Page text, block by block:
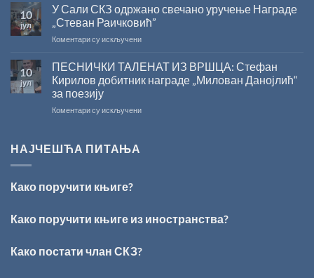
на
српском
језику
2026.
ГОДИНУ
СНИЖЕЊЕ
10
јул
У Сали СКЗ одржано свечано уручење Награде
„Стеван Раичковић”
Коментари су искљученина
Сали
СКЗ
одржано
уручење
10
јул
ПЕСНИЧКИ ТАЛЕНАТ ИЗ ВРШЦА: Стефан
Кирилов добитник награде „Милован Данојлић“
за поезију
Коментари су искљученина
„Милован
поезију
НАЈЧЕШЋА ПИТАЊА
Како поручити књиге?
Како поручити књиге из иностранства?
Како постати члан СКЗ?